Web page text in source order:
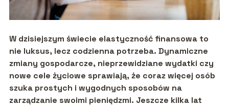
W dzisiejszym świecie elastyczność finansowa to
nie luksus, lecz codzienna potrzeba. Dynamiczne
zmiany gospodarcze, nieprzewidziane wydatki czy
nowe cele życiowe sprawiają, że coraz więcej osób
szuka prostych i wygodnych sposobów na
zarządzanie swoimi pieniędzmi. Jeszcze kilka lat